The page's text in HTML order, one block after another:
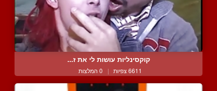
קוקסינליות עושות לי את ז...
6611 צפיות | 0 המלצות